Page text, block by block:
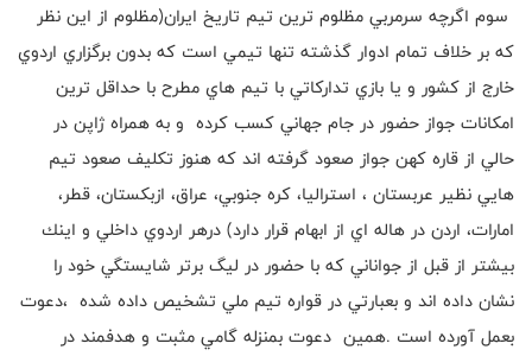
سوم اگرچه سرمربي مظلوم ترين تيم تاريخ ايران(مظلوم از اين نظر
كه بر خلاف تمام ادوار گذشته تنها تيمي است كه بدون برگزاري اردوي
خارج از كشور و يا بازي تداركاتي با تيم هاي مطرح با حداقل ترين
امكانات جواز حضور در جام جهاني كسب كرده و به همراه ژاپن در
حالي از قاره كهن جواز صعود گرفته اند كه هنوز تكليف صعود تيم
هايي نظير عربستان ، استراليا، كره جنوبي، عراق، ازبكستان، قطر،
امارات، اردن در هاله اي از ابهام قرار دارد) درهر اردوي داخلي و اينك
بيشتر از قبل از جواناني كه با حضور در ليگ برتر شايستگي خود را
نشان داده اند و بعبارتي در قواره تيم ملي تشخيص داده شده ،دعوت
بعمل آورده است .همين دعوت بمنزله گامي مثبت و هدفمند در